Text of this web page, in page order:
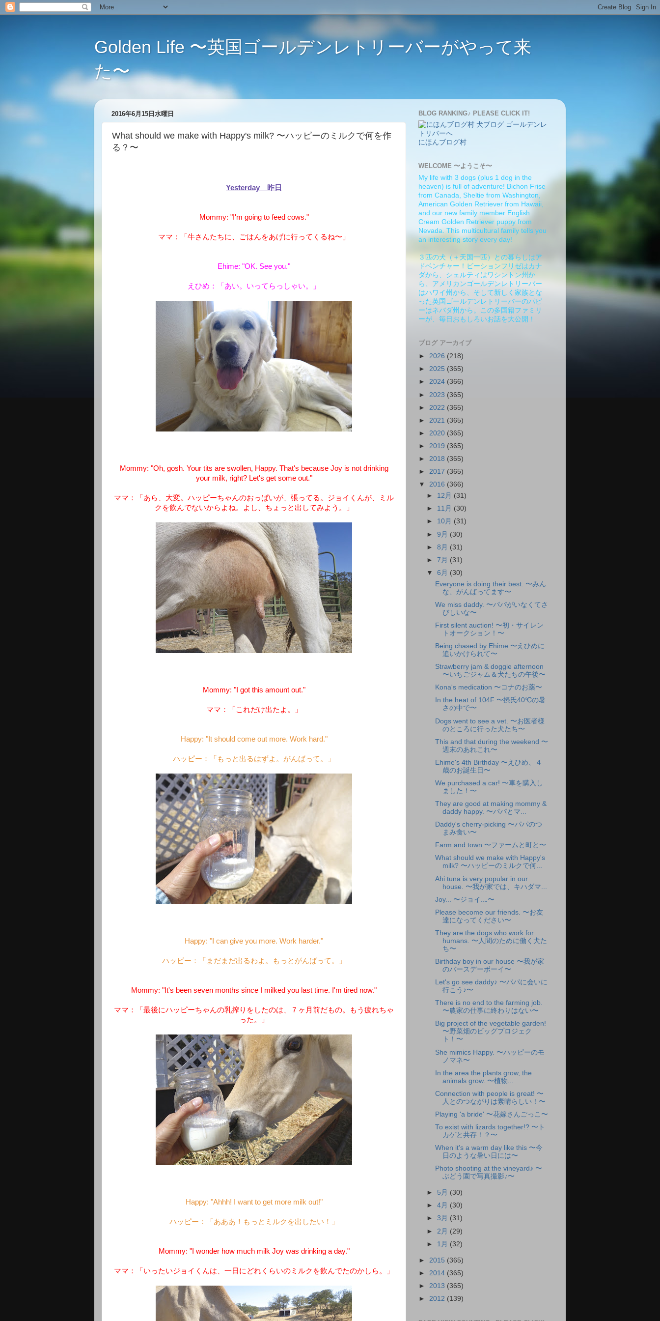
Golden Life 〜英国ゴールデンレトリーバーがやって来
た〜
2016年6月15日水曜日
What should we make with Happy's milk? 〜ハッピーのミルクで何を作
る？〜
Yesterday 昨日
Mommy: "I'm going to feed cows."
ママ：「牛さんたちに、ごはんをあげに行ってくるね〜」
Ehime: "OK. See you."
えひめ：「あい。いってらっしゃい。」
Mommy: "Oh, gosh. Your tits are swollen, Happy. That's because Joy is not drinking
your milk, right? Let's get some out."
ママ：「あら、大変。ハッピーちゃんのおっぱいが、張ってる。ジョイくんが、ミル
クを飲んでないからよね。よし、ちょっと出してみよう。」
Mommy: "I got this amount out."
ママ：「これだけ出たよ。」
Happy: "It should come out more. Work hard."
ハッピー：「もっと出るはずよ。がんばって。」
Happy: "I can give you more. Work harder."
ハッピー：「まだまだ出るわよ。もっとがんばって。」
Mommy: "It's been seven months since I milked you last time. I'm tired now."
ママ：「最後にハッピーちゃんの乳搾りをしたのは、７ヶ月前だもの。もう疲れちゃ
った。」
Happy: "Ahhh! I want to get more milk out!"
ハッピー：「あああ！もっとミルクを出したい！」
Mommy: "I wonder how much milk Joy was drinking a day."
ママ：「いったいジョイくんは、一日にどれくらいのミルクを飲んでたのかしら。」
BLOG RANKING♪ PLEASE CLICK IT!
にほんブログ村
WELCOME 〜ようこそ〜
My life with 3 dogs (plus 1 dog in the
heaven) is full of adventure! Bichon Frise
from Canada, Sheltie from Washington,
American Golden Retriever from Hawaii,
and our new family member English
Cream Golden Retriever puppy from
Nevada. This multicultural family tells you
an interesting story every day!
３匹の犬（＋天国一匹）との暮らしはア
ドベンチャー！ビーションフリゼはカナ
ダから、シェルティはワシントン州か
ら、アメリカンゴールデンレトリーバー
はハワイ州から、そして新しく家族とな
った英国ゴールデンレトリーバーのパピ
ーはネバダ州から。この多国籍ファミリ
ーが、毎日おもしろいお話を大公開！
ブログ アーカイブ
► 2026 (218)
► 2025 (365)
► 2024 (366)
► 2023 (365)
► 2022 (365)
► 2021 (365)
► 2020 (365)
► 2019 (365)
► 2018 (365)
► 2017 (365)
▼ 2016 (366)
► 12月 (31)
► 11月 (30)
► 10月 (31)
►9月 (30)
►8月 (31)
►7月 (31)
▼6月 (30)
Everyone is doing their best. 〜みん
な、がんばってます〜
We miss daddy. 〜パパがいなくてさ
びしいな〜
First silent auction! 〜初・サイレン
トオークション！〜
Being chased by Ehime 〜えひめに
追いかけられて〜
Strawberry jam & doggie afternoon
〜いちごジャム＆犬たちの午後〜
Kona's medication 〜コナのお薬〜
In the heat of 104F 〜摂氏40℃の暑
さの中で〜
Dogs went to see a vet. 〜お医者様
のところに行った犬たち〜
This and that during the weekend 〜
週末のあれこれ〜
Ehime's 4th Birthday 〜えひめ、４
歳のお誕生日〜
We purchased a car! 〜車を購入し
ました！〜
They are good at making mommy &
daddy happy. 〜パパとマ...
Daddy's cherry-picking 〜パパのつ
まみ食い〜
Farm and town 〜ファームと町と〜
What should we make with Happy's
milk? 〜ハッピーのミルクで何...
Ahi tuna is very popular in our
house. 〜我が家では、キハダマ...
Joy... 〜ジョイ‥‥〜
Please become our friends. 〜お友
達になってください〜
They are the dogs who work for
humans. 〜人間のために働く犬た
ち〜
Birthday boy in our house 〜我が家
のバースデーボーイ〜
Let's go see daddy♪ 〜パパに会いに
行こう♪〜
There is no end to the farming job.
〜農家の仕事に終わりはない〜
Big project of the vegetable garden!
〜野菜畑のビッグプロジェク
ト！〜
She mimics Happy. 〜ハッピーのモ
ノマネ〜
In the area the plants grow, the
animals grow. 〜植物...
Connection with people is great! 〜
人とのつながりは素晴らしい！〜
Playing 'a bride' 〜花嫁さんごっこ〜
To exist with lizards together!? 〜ト
カゲと共存！？〜
When it's a warm day like this 〜今
日のような暑い日には〜
Photo shooting at the vineyard♪ 〜
ぶどう園で写真撮影♪〜
► 5月 (30)
►4月 (30)
►3月 (31)
► 2月 (29)
► 1月 (32)
► 2015 (365)
► 2014 (365)
► 2013 (365)
► 2012 (139)